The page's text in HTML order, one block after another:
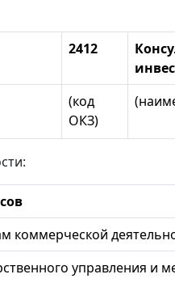
2412
(код
ОКЗ)
коммерческой
управления